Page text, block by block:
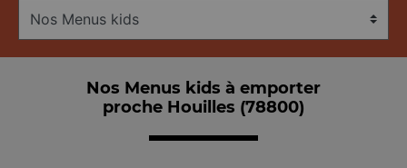
Nos Menus kids à emporter
proche Houilles (78800)